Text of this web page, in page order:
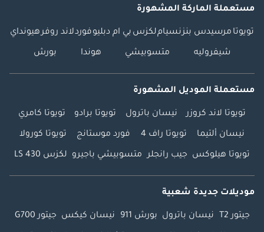
مستعملة الماركة المشهورة
تويوتا مرسيدس بنزنسياملكزس بي ام دبليوفوردلاند روفرهيونداي
شيفروليه متسوبيشي هوندا بورش
مستعملة الموديل المشهورة
تويوتا لاند كروزر نيسان باترول تويوتا برادو تويوتا كامري
نيسان ألتيما تويوتا راف 4 فورد موستانج تويوتا كورولا
تويوتا هيلوكس جيب رانجلر متسوبيشي باجيرو لكزس LS 430
موديلات جديدة شعبية
جيتور T2 نيسان باترول بورش 911 نيسان كيكس جيتور G700